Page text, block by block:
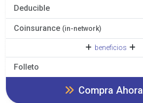
Deducible
Coinsurance (in-network)
beneficios
Folleto
Compra Ahora